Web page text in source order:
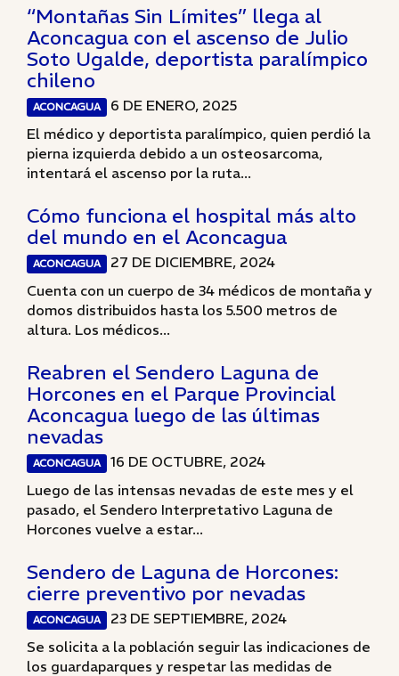
“Montañas Sin Límites” llega al
Aconcagua con el ascenso de Julio
Soto Ugalde, deportista paralímpico
chileno
ACONCAGUA
6 DE ENERO, 2025
El médico y deportista paralímpico, quien perdió la
pierna izquierda debido a un osteosarcoma,
intentará el ascenso por la ruta...
Cómo funciona el hospital más alto
del mundo en el Aconcagua
ACONCAGUA
27 DE DICIEMBRE, 2024
Cuenta con un cuerpo de 34 médicos de montaña y
domos distribuidos hasta los 5.500 metros de
altura. Los médicos...
Reabren el Sendero Laguna de
Horcones en el Parque Provincial
Aconcagua luego de las últimas
nevadas
ACONCAGUA
16 DE OCTUBRE, 2024
Luego de las intensas nevadas de este mes y el
pasado, el Sendero Interpretativo Laguna de
Horcones vuelve a estar...
Sendero de Laguna de Horcones:
cierre preventivo por nevadas
ACONCAGUA
23 DE SEPTIEMBRE, 2024
Se solicita a la población seguir las indicaciones de
los guardaparques y respetar las medidas de